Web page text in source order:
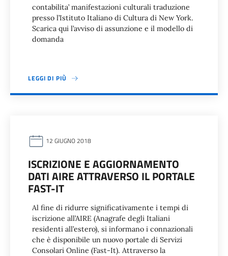
contabilita’ manifestazioni culturali traduzione
presso l’Istituto Italiano di Cultura di New York.
Scarica qui l’avviso di assunzione e il modello di
domanda
LEGGI DI PIÙ
12 GIUGNO 2018
ISCRIZIONE E AGGIORNAMENTO
DATI AIRE ATTRAVERSO IL PORTALE
FAST-IT
Al fine di ridurre significativamente i tempi di
iscrizione all’AIRE (Anagrafe degli Italiani
residenti all’estero), si informano i connazionali
che è disponibile un nuovo portale di Servizi
Consolari Online (Fast-It). Attraverso la